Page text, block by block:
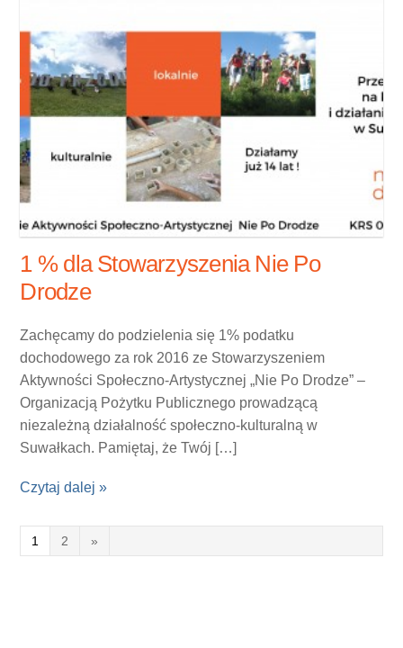
1 % dla Stowarzyszenia Nie Po
Drodze
Zachęcamy do podzielenia się 1% podatku
dochodowego za rok 2016 ze Stowarzyszeniem
Aktywności Społeczno-Artystycznej „Nie Po Drodze” –
Organizacją Pożytku Publicznego prowadzącą
niezależną działalność społeczno-kulturalną w
Suwałkach. Pamiętaj, że Twój […]
Czytaj dalej »
1 2 »